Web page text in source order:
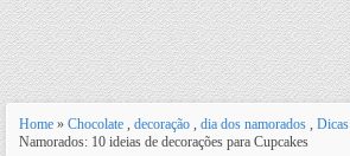
Home » Chocolate , decoração , dia dos namorados , Dicas
Namorados: 10 ideias de decorações para Cupcakes